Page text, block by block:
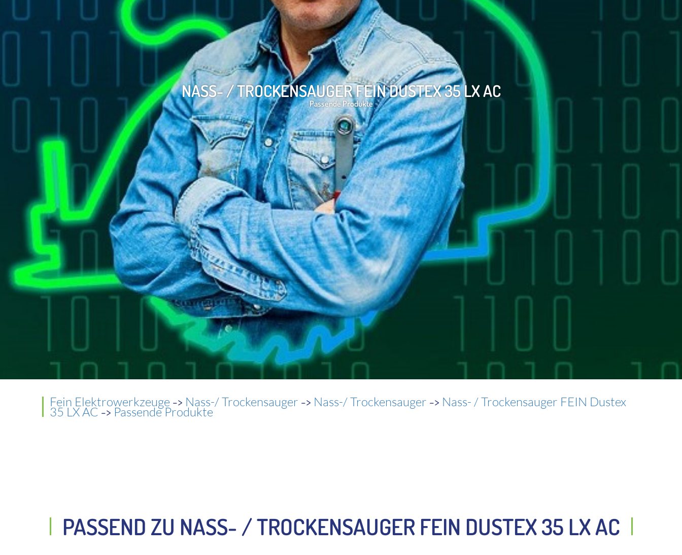
NASS- / TROCKENSAUGER FEIN DUSTEX 35 LX AC
Passende Produkte
Fein Elektrowerkzeuge -> Nass-/ Trockensauger -> Nass-/ Trockensauger -> Nass- / Trockensauger FEIN Dustex
35 LX AC -> Passende Produkte
PASSEND ZU NASS- / TROCKENSAUGER FEIN DUSTEX 35 LX AC